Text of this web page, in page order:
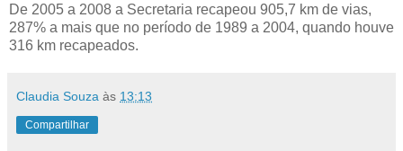
De 2005 a 2008 a Secretaria recapeou 905,7 km de vias,
287% a mais que no período de 1989 a 2004, quando houve
316 km recapeados.
Claudia Souza às 13:13
Compartilhar